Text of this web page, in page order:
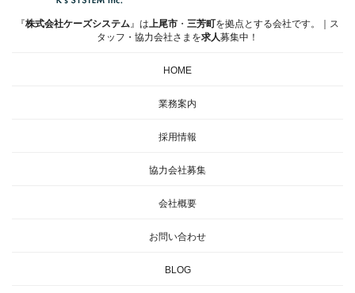
『株式会社ケーズシステム 』は 上尾市 ・ 三芳町を拠点とする会社です。｜ス
タッフ・協力会社さまを求人募集中！
HOME
業務案内
採用情報
協力会社募集
会社概要
お問い合わせ
BLOG